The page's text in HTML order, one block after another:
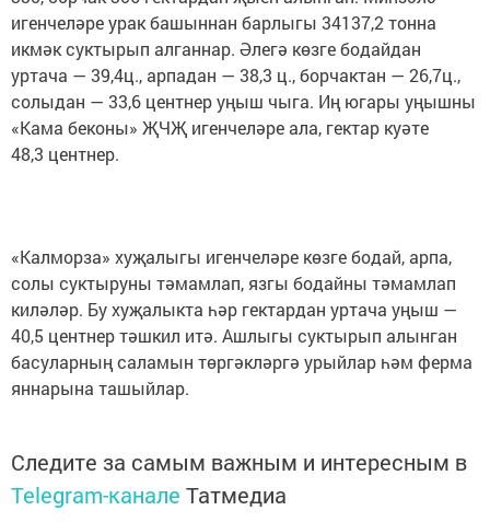
игенчеләре урак башыннан барлыгы 34137,2 тонна
икмәк суктырып алганнар. Әлегә көзге бодайдан
уртача — 39,4ц., арпадан — 38,3 ц., борчактан — 26,7ц.,
солыдан — 33,6 центнер уңыш чыга. Иң югары уңышны
«Кама беконы» ҖЧҖ игенчеләре ала, гектар куәте
48,3 центнер.
«Калморза» хуҗалыгы игенчеләре көзге бодай, арпа,
солы суктыруны тәмамлап, язгы бодайны тәмамлап
киләләр. Бу хуҗалыкта һәр гектардан уртача уңыш —
40,5 центнер тәшкил итә. Ашлыгы суктырып алынган
басуларның саламын төргәкләргә урыйлар һәм ферма
яннарына ташыйлар.
Следите за самым важным и интересным в
Telegram-канале Татмедиа